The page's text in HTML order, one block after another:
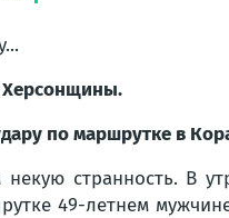
по маршрутке в
некую странность. В
49-летнем